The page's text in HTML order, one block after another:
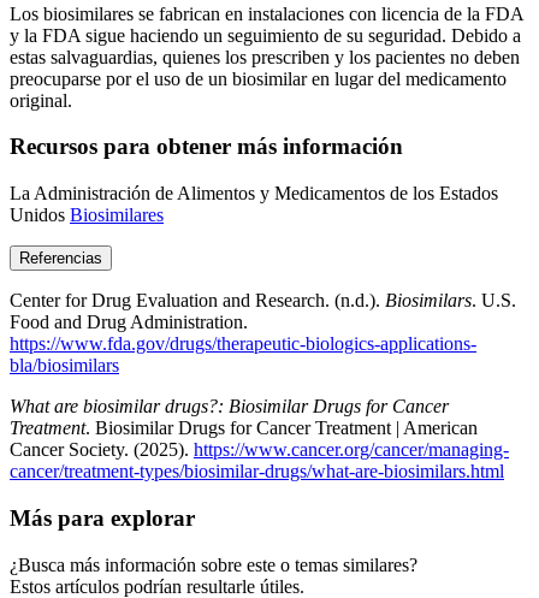
Los biosimilares se fabrican en instalaciones con licencia de la FDA
y la FDA sigue haciendo un seguimiento de su seguridad. Debido a
estas salvaguardias, quienes los prescriben y los pacientes no deben
preocuparse por el uso de un biosimilar en lugar del medicamento
original.
Recursos para obtener más información
La Administración de Alimentos y Medicamentos de los Estados
Unidos Biosimilares
Referencias
Center for Drug Evaluation and Research. (n.d.). Biosimilars. U.S.
Food and Drug Administration.
https://www.fda.gov/drugs/therapeutic-biologics-applications-
bla/biosimilars
What are biosimilar drugs?: Biosimilar Drugs for Cancer
Treatment. Biosimilar Drugs for Cancer Treatment | American
Cancer Society. (2025). https://www.cancer.org/cancer/managing-
cancer/treatment-types/biosimilar-drugs/what-are-biosimilars.html
Más para explorar
¿Busca más información sobre este o temas similares?
Estos artículos podrían resultarle útiles.